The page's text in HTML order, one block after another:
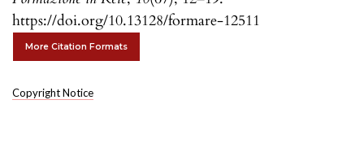
https://doi.org/10.13128/formare-12511
More Citation Formats
Copyright Notice